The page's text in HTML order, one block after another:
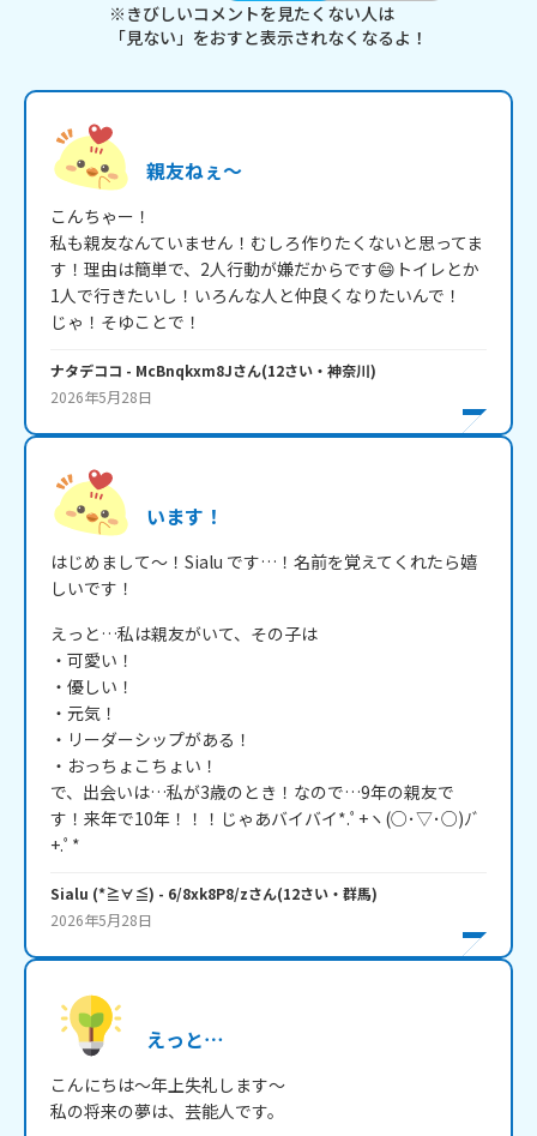
※きびしいコメントを見たくない人は
「見ない」をおすと表示されなくなるよ！
親友ねぇ～
こんちゃー！
私も親友なんていません！むしろ作りたくないと思ってま
す！理由は簡単で、2人行動が嫌だからです😄トイレとか
1人で行きたいし！いろんな人と仲良くなりたいんで！
じゃ！そゆことで！
ナタデココ - McBnqkxm8Jさん(12さい・ 神奈川)
2026年5月28日
います！
はじめまして～！Sialu です…！名前を覚えてくれたら嬉
しいです！
えっと…私は親友がいて、その子は
・可愛い！
・優しい！
・元気！
・リーダーシップがある！
・おっちょこちょい！
で、出会いは…私が3歳のとき！なので…9年の親友で
す！来年で10年！！！じゃあバイバイ*.ﾟ+ヽ(○･▽･○)ﾉﾞ
Sialu (*≧∀≦) - 6/8xk8P8/zさん(12さい・ 群馬)
2026年5月28日
えっと⋯
こんにちは～年上失礼します～
私の将来の夢は、芸能人です。